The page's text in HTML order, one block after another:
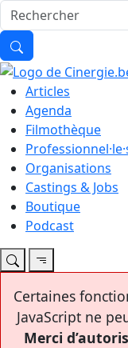
Articles
Agenda
Filmothèque
Organisations
Castings & Jobs
Boutique
Podcast
Certaines
JavaScript ne
Merci